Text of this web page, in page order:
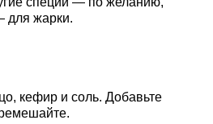
для жарки.
кефир и соль. Добавьте